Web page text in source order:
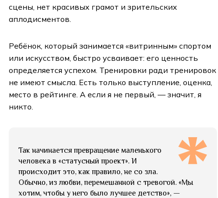
сцены, нет красивых грамот и зрительских
аплодисментов.
Ребёнок, который занимается «витринным» спортом
или искусством, быстро усваивает: его ценность
определяется успехом. Тренировки ради тренировок
не имеют смысла. Есть только выступление, оценка,
место в рейтинге. А если я не первый, — значит, я
никто.
Так начинается превращение маленького
человека в «статусный проект». И
происходит это, как правило, не со зла.
Обычно, из любви, перемешанной с тревогой. «Мы
хотим, чтобы у него было лучшее детство», —